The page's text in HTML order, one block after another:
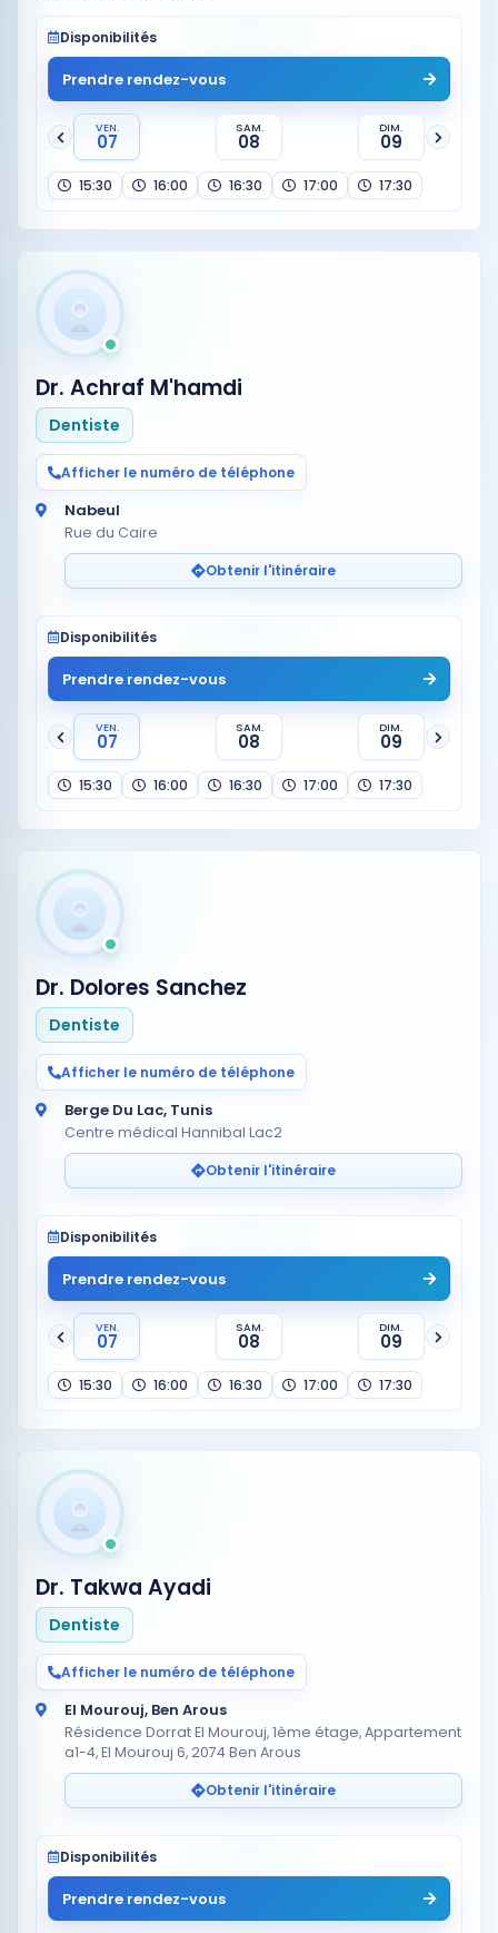
Disponibilités
Prendre rendez-vous
VEN.
07
SAM.
08
DIM.
09
15:30 16:00 16:30 17:00 17:30
Dr. Achraf M'hamdi
Dentiste
Afficher le numéro de téléphone
Nabeul
Rue du Caire
Obtenir l'itinéraire
Disponibilités
Prendre rendez-vous
VEN.
07
SAM.
08
DIM.
09
15:30 16:00 16:30 17:00 17:30
Dr. Dolores Sanchez
Dentiste
Afficher le numéro de téléphone
Berge Du Lac, Tunis
Centre médical Hannibal Lac2
Obtenir l'itinéraire
Disponibilités
Prendre rendez-vous
VEN.
07
SAM.
08
DIM.
09
15:30 16:00 16:30 17:00 17:30
Dr. Takwa Ayadi
Dentiste
Afficher le numéro de téléphone
El Mourouj, Ben Arous
Résidence Dorrat El Mourouj, 1ème étage, Appartement
a1-4, El Mourouj 6, 2074 Ben Arous
Obtenir l'itinéraire
Disponibilités
Prendre rendez-vous